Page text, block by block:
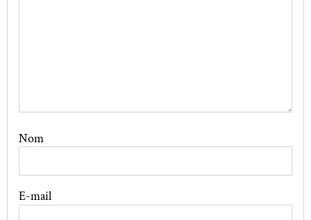
Nom
E-mail